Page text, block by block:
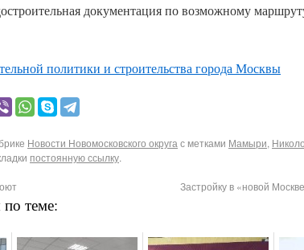
документация по возможному
политики и строительства города Москвы
Новости Новомосковского округа с метками Мамыри,
постоянную ссылку.
Застройку в «новой
теме: